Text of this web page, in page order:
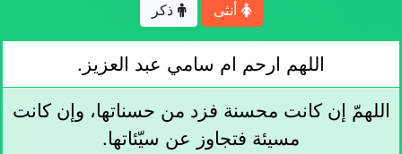
أنثى
ذكر
اللهم ارحم ام سامي عبد العزيز.
اللهمّ إن كانت محسنة فزد من حسناتها، وإن كانت
مسيئة فتجاوز عن سيّئاتها.